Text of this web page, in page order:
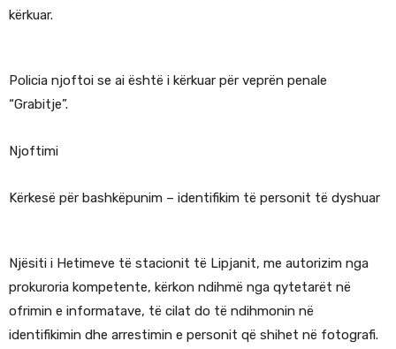
kërkuar.
Policia njoftoi se ai është i kërkuar për veprën penale
“Grabitje”.
Njoftimi
Kërkesë për bashkëpunim – identifikim të personit të dyshuar
Njësiti i Hetimeve të stacionit të Lipjanit, me autorizim nga
prokuroria kompetente, kërkon ndihmë nga qytetarët në
ofrimin e informatave, të cilat do të ndihmonin në
identifikimin dhe arrestimin e personit që shihet në fotografi.